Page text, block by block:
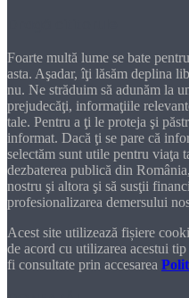
Foarte multă lume se bate
asta. Aşadar, îţi lăsăm deplina
nu. Ne străduim să adunăm la
prejudecăţi, informaţiile
tale. Pentru a ţi le proteja şi
informat. Dacă ţi se pare că
selectăm sunt utile pentru viaţa
dezbaterea publică din
nostru şi altora şi să susţii
profesionalizarea demersului
Acest site utilizează fișiere
de acord cu utilizarea acestui
fi consultate prin accesarea